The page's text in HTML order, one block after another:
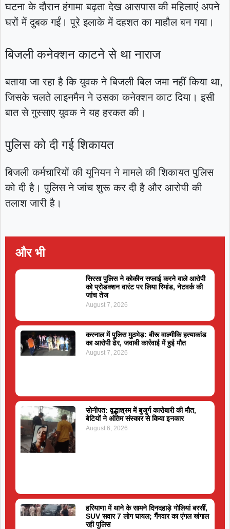
घटना के दौरान हंगामा बढ़ता देख आसपास की महिलाएं अपने
घरों में दुबक गईं। पूरे इलाके में दहशत का माहौल बन गया।
बिजली कनेक्शन काटने से था नाराज
बताया जा रहा है कि युवक ने बिजली बिल जमा नहीं किया था,
जिसके चलते लाइनमैन ने उसका कनेक्शन काट दिया। इसी
बात से गुस्साए युवक ने यह हरकत की।
पुलिस को दी गई शिकायत
बिजली कर्मचारियों की यूनियन ने मामले की शिकायत पुलिस
को दी है। पुलिस ने जांच शुरू कर दी है और आरोपी की
तलाश जारी है।
और भी
सिरसा पुलिस ने कोकीन सप्लाई करने वाले आरोपी
को प्रोडक्शन वारंट पर लिया रिमांड, नेटवर्क की
जांच तेज
August 7, 2026
करनाल में पुलिस मुठभेड़: बीरू वाल्मीकि हत्याकांड
का आरोपी ढेर, जवाबी कार्रवाई में हुई मौत
August 7, 2026
सोनीपत: वृद्धाश्रम में बुजुर्ग कारोबारी की मौत,
बेटियों ने अंतिम संस्कार से किया इनकार
August 6, 2026
हरियाणा में थाने के सामने दिनदहाड़े गोलियां बरसीं,
SUV सवार 7 लोग घायल; गैंगवार का एंगल खंगाल
रही पुलिस